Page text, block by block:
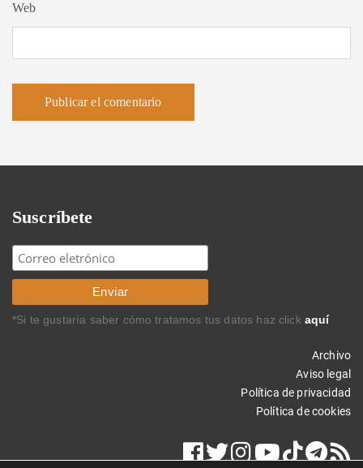
Web
Suscríbete
*Si te gustaría saber cómo tratamos tus datos haz click aquí
Archivo
Aviso legal
Política de privacidad
Política de cookies